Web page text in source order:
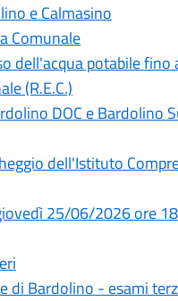
e Calmasino
Comunale
dell'acqua potabile
(R.E.C.)
DOC e Bardolino
dell'Istituto
25/06/2026 ore
di Bardolino - esami